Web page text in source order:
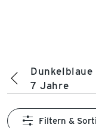
7 Jahre
Filtern &